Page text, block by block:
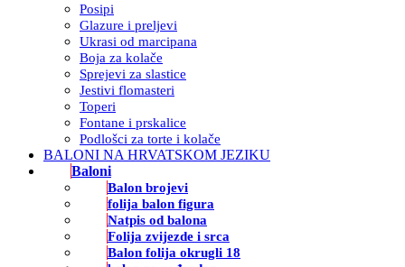
Posipi
Glazure i preljevi
Ukrasi od marcipana
Boja za kolače
Sprejevi za slastice
Jestivi flomasteri
Toperi
Fontane i prskalice
Podlošci za torte i kolače
BALONI NA HRVATSKOM JEZIKU
Baloni
Balon brojevi
folija balon figura
Natpis od balona
Folija zvijezde i srca
Balon folija okrugli 18